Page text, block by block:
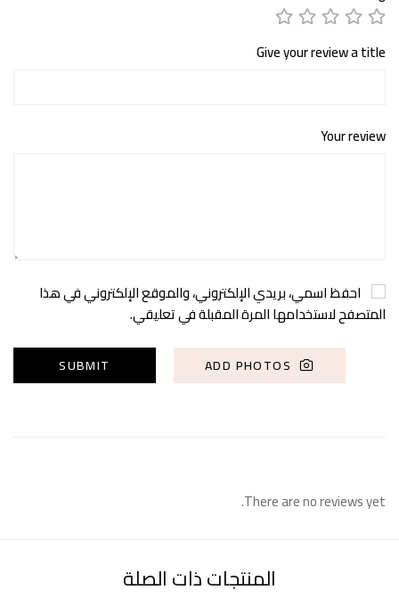
Give your review a title
Your review
احفظ اسمي، بريدي الإلكتروني، والموقع الإلكتروني في هذا
المتصفح لاستخدامها المرة المقبلة في تعليقي.
ADD PHOTOS
There are no reviews yet.
المنتجات ذات الصلة